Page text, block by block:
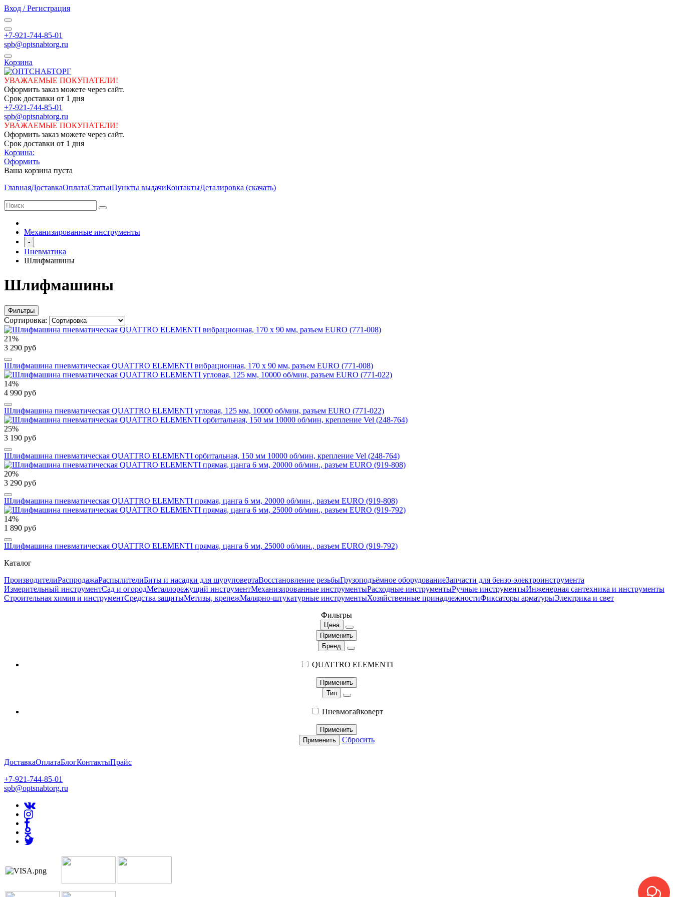
Вход / Регистрация
+7-921-744-85-01
spb@optsnabtorg.ru
Корзина
УВАЖАЕМЫЕ ПОКУПАТЕЛИ!
Оформить заказ можете через сайт.
Срок доставки от 1 дня
+7-921-744-85-01
spb@optsnabtorg.ru
УВАЖАЕМЫЕ ПОКУПАТЕЛИ!
Оформить заказ можете через сайт.
Срок доставки от 1 дня
Корзина:
Оформить
Ваша корзина пуста
ГлавнаяДоставкаОплатаСтатьиПункты выдачиКонтактыДеталировка (скачать)
Механизированные инструменты
-
Пневматика
Шлифмашины
Шлифмашины
Фильтры
Сортировка:
21%
3 290 руб
Шлифмашина пневматическая QUATTRO ELEMENTI вибрационная, 170 х 90 мм, разъем EURO (771-008)
14%
4 990 руб
Шлифмашина пневматическая QUATTRO ELEMENTI угловая, 125 мм, 10000 об/мин, разъем EURO (771-022)
25%
3 190 руб
Шлифмашина пневматическая QUATTRO ELEMENTI орбитальная, 150 мм 10000 об/мин, крепление Vel (248-764)
20%
3 290 руб
Шлифмашина пневматическая QUATTRO ELEMENTI прямая, цанга 6 мм, 20000 об/мин., разъем EURO (919-808)
14%
1 890 руб
Шлифмашина пневматическая QUATTRO ELEMENTI прямая, цанга 6 мм, 25000 об/мин., разъем EURO (919-792)
Каталог
ПроизводителиРаспродажаРаспылителиБиты и насадки для шуруповертаВосстановление резьбыГрузоподъёмное оборудованиеЗапчасти для бензо-электроинструмента
Измерительный инструментСад и огородМеталлорежущий инструментМеханизированные инструментыРасходные инструментыРучные инструментыИнженерная сантехника и инструменты
Строительная химия и инструментСредства защитыМетизы, крепежМалярно-штукатурные инструментыХозяйственные принадлежностиФиксаторы арматурыЭлектрика и свет
Фильтры
Цена
Применить
Бренд
QUATTRO ELEMENTI
Применить
Тип
Пневмогайковерт
Применить
Применить
Сбросить
ДоставкаОплатаБлогКонтактыПрайс
+7-921-744-85-01
spb@optsnabtorg.ru